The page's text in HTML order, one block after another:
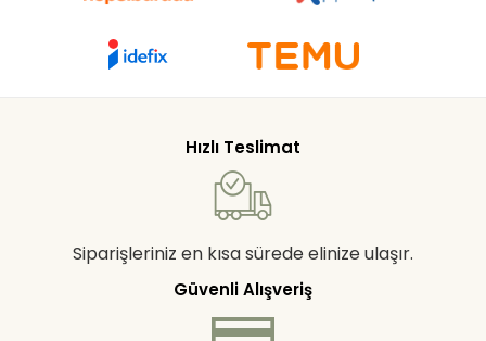
Hızlı Teslimat
Siparişleriniz en kısa sürede elinize ulaşır.
Güvenli Alışveriş